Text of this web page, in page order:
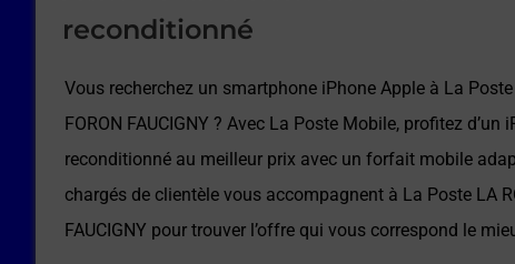
reconditionné
Vous recherchez un smartphone iPhone Apple à La Poste
FORON FAUCIGNY ? Avec La Poste Mobile, profitez d’un
reconditionné au meilleur prix avec un forfait mobile
chargés de clientèle vous accompagnent à La Poste LA
FAUCIGNY pour trouver l’offre qui vous correspond le